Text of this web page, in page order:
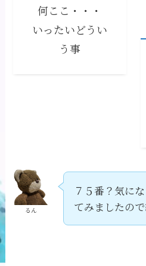
何ここ・・・
いったいどうい
う事
るん
７５番？気に
てみましたの